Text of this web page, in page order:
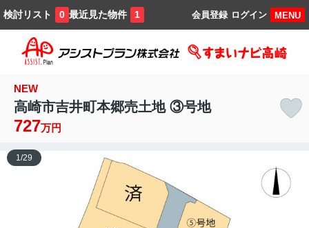
検討リスト 0 最近見た物件 1 MENU
ログイン
会員登録
NEW
高崎市吉井町本郷売土地 ③号地
727万円
1 /29